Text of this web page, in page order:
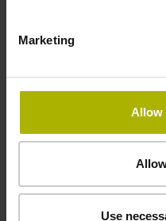
Marketing
Allow
Use
Elektrischer Anschluss
Flanschdose, Stift, 14-polig